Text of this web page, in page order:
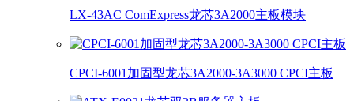
LX-43AC ComExpress龙芯3A2000主板模块
CPCI-6001加固型龙芯3A2000-3A3000 CPCI主板